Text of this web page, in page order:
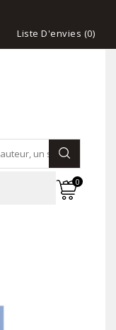
Liste D'envies (0)
0